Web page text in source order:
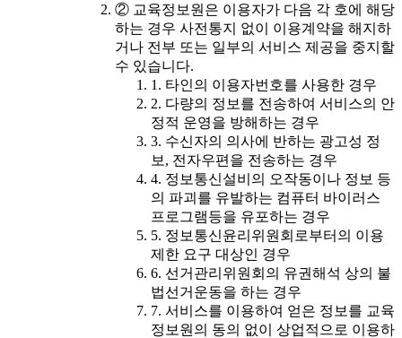
② 교육정보원은 이용자가 다음 각 호에 해당
하는 경우 사전통지 없이 이용계약을 해지하
거나 전부 또는 일부의 서비스 제공을 중지할
수 있습니다.
1. 타인의 이용자번호를 사용한 경우
2. 다량의 정보를 전송하여 서비스의 안
정적 운영을 방해하는 경우
3. 수신자의 의사에 반하는 광고성 정
보, 전자우편을 전송하는 경우
4. 정보통신설비의 오작동이나 정보 등
의 파괴를 유발하는 컴퓨터 바이러스
프로그램등을 유포하는 경우
5. 정보통신윤리위원회로부터의 이용
제한 요구 대상인 경우
6. 선거관리위원회의 유권해석 상의 불
법선거운동을 하는 경우
7. 서비스를 이용하여 얻은 정보를 교육
정보원의 동의 없이 상업적으로 이용하